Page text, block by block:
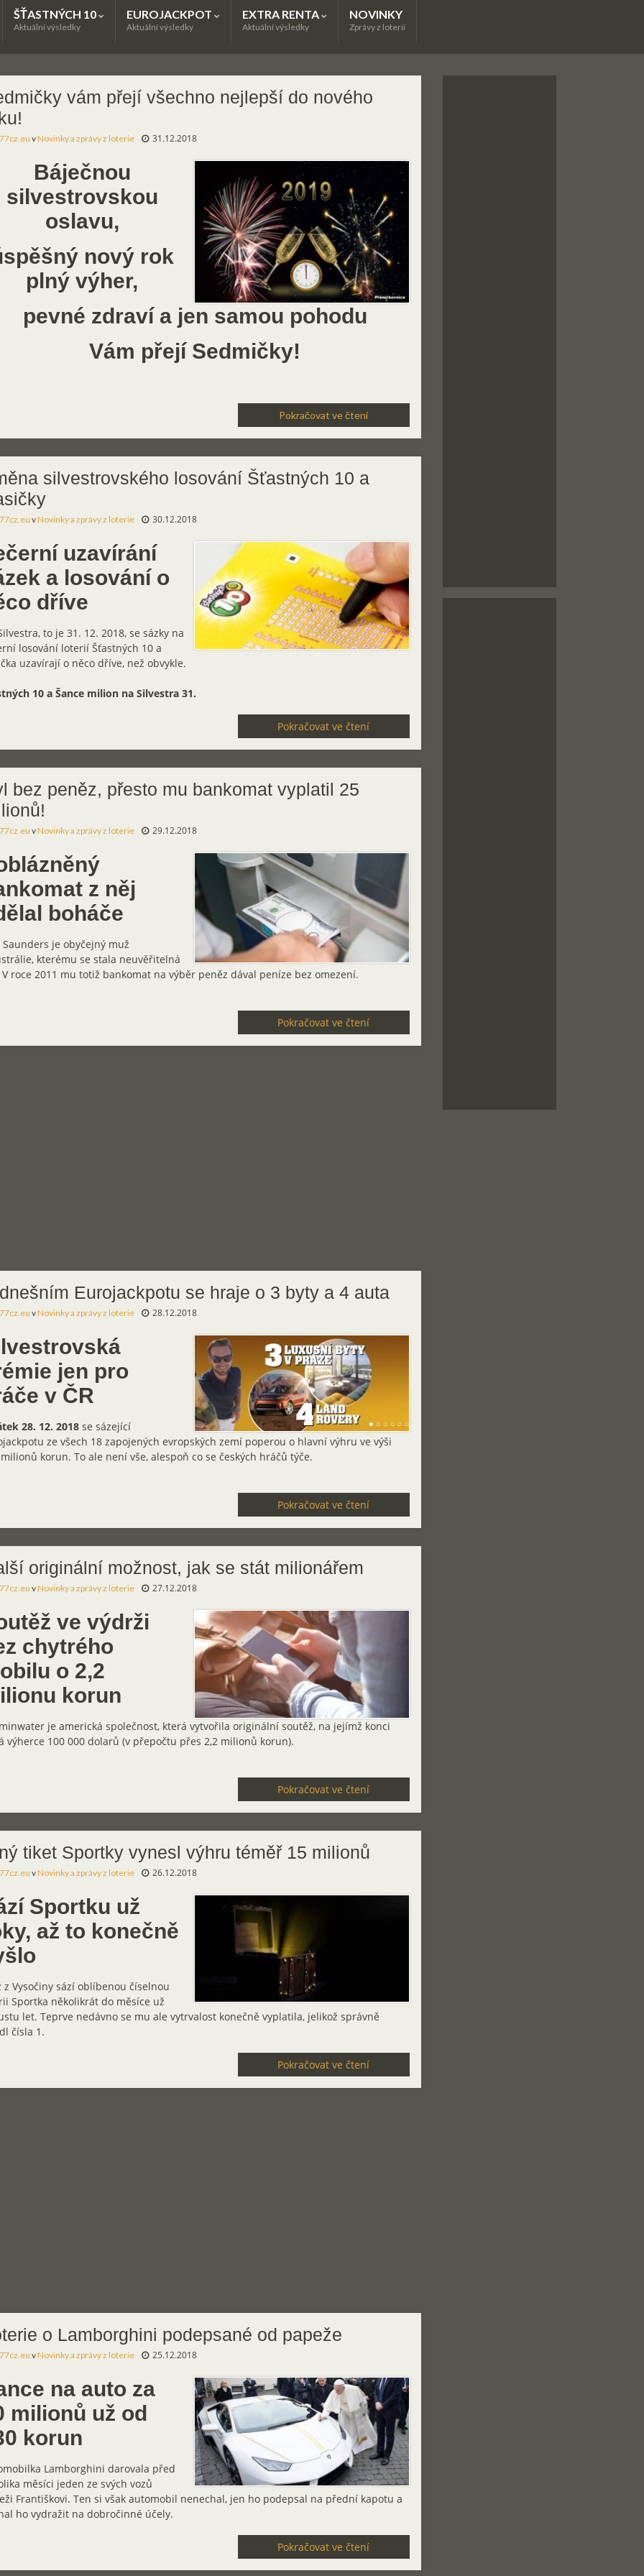
ŠŤASTNÝCH 10
Aktuální výsledky
EUROJACKPOT
Aktuální výsledky
EXTRA RENTA
Aktuální výsledky
NOVINKY
Zprávy z loterií
vám přejí všechno nejlepší do nového
vNovinky a zprávy z loterie 31.12.2018
Báječnou
silvestrovskou
oslavu,
nový rok
plný výher,
pevné zdraví a jen samou pohodu
Vám přejí Sedmičky!
Pokračovat ve čtení
silvestrovského losování Šťastných 10 a
vNovinky a zprávy z loterie 30.12.2018
uzavírání
a losování o
dříve
to je 31. 12. 2018, se sázky na
losování loterií Šťastných 10 a
uzavírají o něco dříve, než obvykle.
10 a Šance milion na Silvestra 31.
Pokračovat ve čtení
bez peněz, přesto mu bankomat vyplatil 25
vNovinky a zprávy z loterie 29.12.2018
z něj
boháče
Saunders je obyčejný muž
kterému se stala neuvěřitelná
V roce 2011 mu totiž bankomat na výběr peněz dával peníze bez omezení.
Pokračovat ve čtení
Eurojackpotu se hraje o 3 byty a 4 auta
vNovinky a zprávy z loterie 28.12.2018
jen pro
v ČR
28. 12. 2018se sázející
ze všech 18 zapojených evropských zemí poperou o hlavní výhru ve výši
korun. To ale není vše, alespoň co se českých hráčů týče.
Pokračovat ve čtení
originální možnost, jak se stát milionářem
vNovinky a zprávy z loterie 27.12.2018
ve výdrži
chytrého
o 2,2
korun
je americká společnost, která vytvořila originální soutěž, na jejímž konci
výherce 100 000 dolarů (v přepočtu přes 2,2 milionů korun).
Pokračovat ve čtení
tiket Sportky vynesl výhru téměř 15 milionů
vNovinky a zprávy z loterie 26.12.2018
Sportku už
až to konečně
z Vysočiny sází oblíbenou číselnou
Sportka několikrát do měsíce už
let. Teprve nedávno se mu ale vytrvalost konečně vyplatila, jelikož správně
čísla 1.
Pokračovat ve čtení
o Lamborghini podepsané od papeže
vNovinky a zprávy z loterie 25.12.2018
na auto za
milionů už od
korun
Lamborghini darovala před
měsíci jeden ze svých vozů
Františkovi. Ten si však automobil nenechal, jen ho podepsal na přední kapotu a
ho vydražit na dobročinné účely.
Pokračovat ve čtení